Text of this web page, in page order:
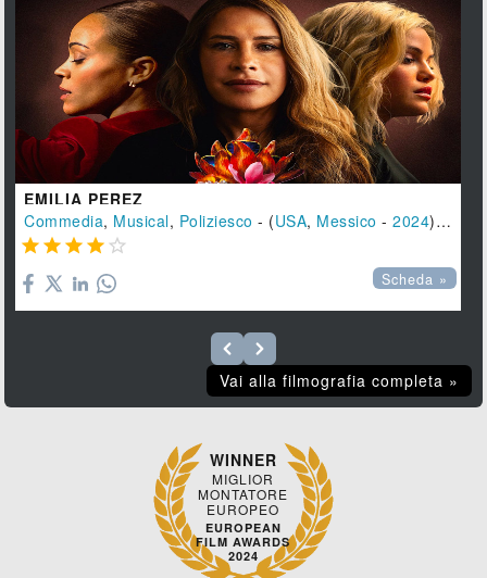
EMILIA PEREZ
Commedia, Musical, Poliziesco - (USA, Messico -2024), 130 min.
    
Scheda »
Vai alla filmografia completa »
WINNER
MIGLIOR
MONTATORE
EUROPEO
EUROPEAN
FILM AWARDS
2024